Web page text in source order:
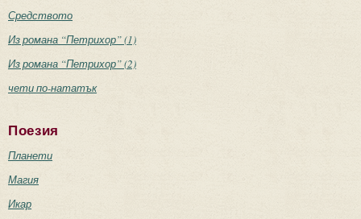
Средството
Из романа “Петрихор” (1)
Из романа “Петрихор” (2)
чети по-нататък
Поезия
Планети
Магия
Икар